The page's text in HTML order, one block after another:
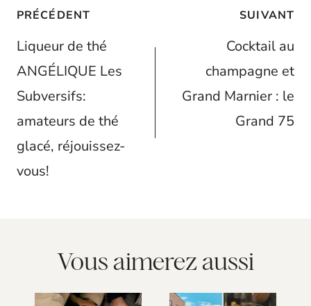
Navigation
de
l’article
PRÉCÉDENT
Liqueur de thé
ANGÉLIQUE Les
Subversifs:
amateurs de thé
glacé, réjouissez-
vous!
SUIVANT
Cocktail au
champagne et
Grand Marnier : le
Grand 75
Vous aimerez aussi